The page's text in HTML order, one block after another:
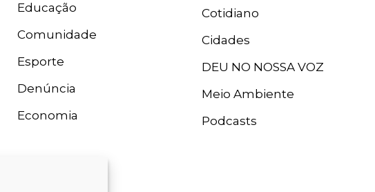
Educação
Comunidade
Esporte
Denúncia
Economia
Cotidiano
Cidades
DEU NO NOSSA VOZ
Meio Ambiente
Podcasts